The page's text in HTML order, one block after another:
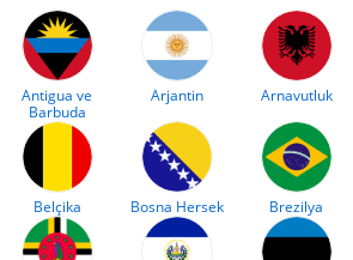
Antigua ve
Barbuda
Arjantin Arnavutluk
Belçika Bosna Hersek Brezilya